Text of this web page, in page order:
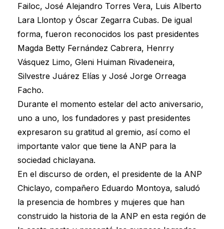
Failoc, José Alejandro Torres Vera, Luis Alberto
Lara Llontop y Óscar Zegarra Cubas. De igual
forma, fueron reconocidos los past presidentes
Magda Betty Fernández Cabrera, Henrry
Vásquez Limo, Gleni Huiman Rivadeneira,
Silvestre Juárez Elías y José Jorge Orreaga
Facho.
Durante el momento estelar del acto aniversario,
uno a uno, los fundadores y past presidentes
expresaron su gratitud al gremio, así como el
importante valor que tiene la ANP para la
sociedad chiclayana.
En el discurso de orden, el presidente de la ANP
Chiclayo, compañero Eduardo Montoya, saludó
la presencia de hombres y mujeres que han
construido la historia de la ANP en esta región de